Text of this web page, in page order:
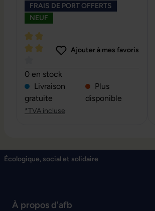
FRAIS DE PORT OFFERTS
NEUF
Note moyenne de 4 sur 5 étoiles
Ajouter à mes favoris
0 en stock
Livraison
gratuite
Plus
disponible
*TVA incluse
Écologique, social et solidaire
À propos d'afb